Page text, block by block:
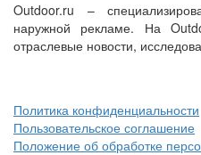
Outdoor.ru –
наружной рекламе. На
отраслевые новости,
Политика конфиденциальности
Пользовательское соглашение
Положение об обработке